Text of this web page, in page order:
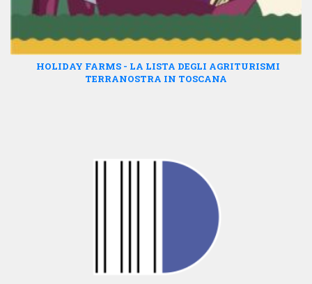
HOLIDAY FARMS - LA LISTA DEGLI AGRITURISMI
TERRANOSTRA IN TOSCANA